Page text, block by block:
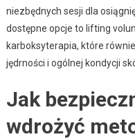
niezbędnych sesji dla
dostępne opcje to lifting
karboksyterapia, które
jędrności i ogólnej kondycji
Jak
wdrożyć